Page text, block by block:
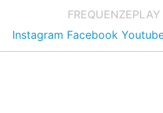
FREQUENZEPLAY
Instagram Facebook